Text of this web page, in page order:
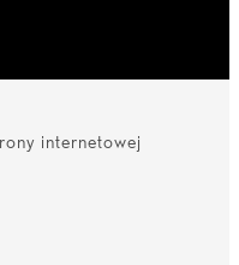
internetowej